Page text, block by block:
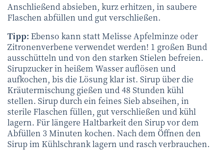
Anschließend absieben, kurz erhitzen, in saubere
Flaschen abfüllen und gut verschließen.
Tipp: Ebenso kann statt Melisse Apfelminze oder
Zitronenverbene verwendet werden! 1 großen Bund
ausschütteln und von den starken Stielen befreien.
Sirupzucker in heißem Wasser auflösen und
aufkochen, bis die Lösung klar ist. Sirup über die
Kräutermischung gießen und 48 Stunden kühl
stellen. Sirup durch ein feines Sieb abseihen, in
sterile Flaschen füllen, gut verschließen und kühl
lagern. Für längere Haltbarkeit den Sirup vor dem
Abfüllen 3 Minuten kochen. Nach dem Öffnen den
Sirup im Kühlschrank lagern und rasch verbrauchen.